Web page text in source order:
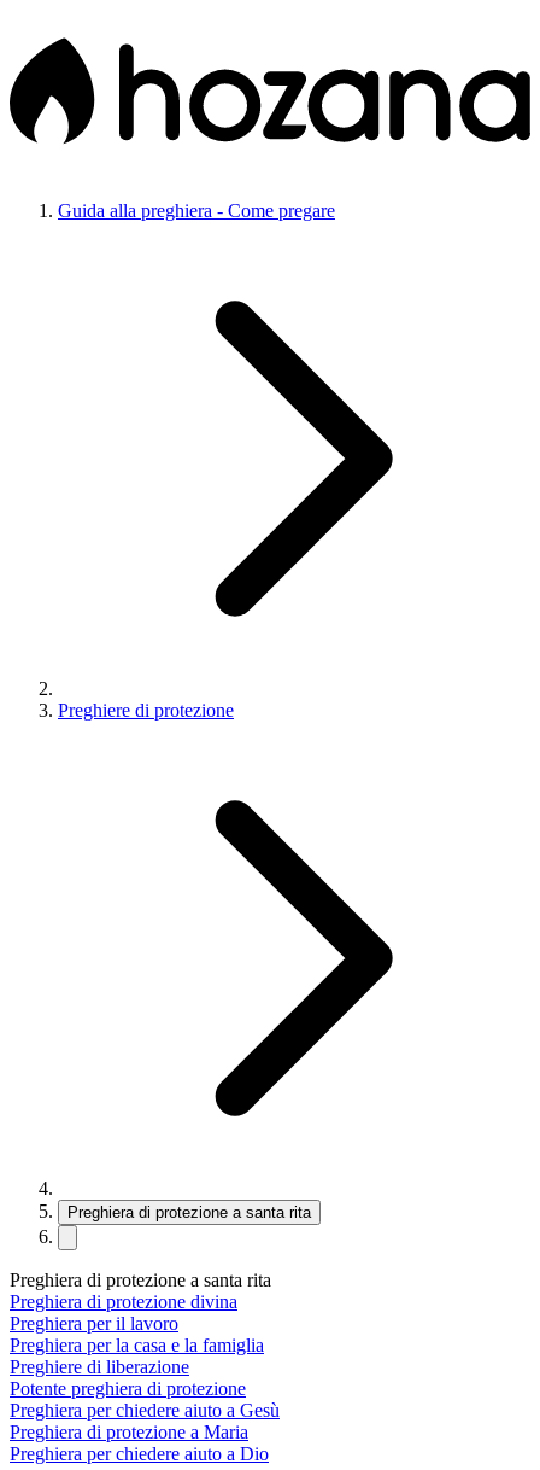
Guida alla preghiera - Come pregare
Preghiere di protezione
Preghiera di protezione a santa rita
Preghiera di protezione a santa rita
Preghiera di protezione divina
Preghiera per il lavoro
Preghiera per la casa e la famiglia
Preghiere di liberazione
Potente preghiera di protezione
Preghiera per chiedere aiuto a Gesù
Preghiera di protezione a Maria
Preghiera per chiedere aiuto a Dio